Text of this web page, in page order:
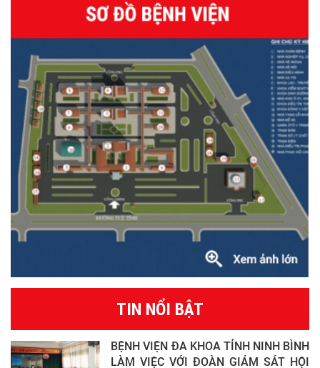
TIN NỔI BẬT
BỆNH VIỆN ĐA KHOA TỈNH NINH BÌNH
LÀM VIỆC VỚI ĐOÀN GIÁM SÁT HỘI